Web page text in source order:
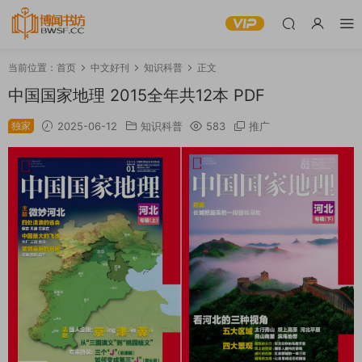
当前位置： 首页 中文好刊 知识科普 正文
中国国家地理 2015全年共12本 PDF
独家 2025-06-12 知识科普 583 推广